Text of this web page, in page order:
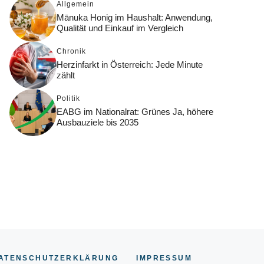
Allgemein
Mānuka Honig im Haushalt: Anwendung,
Qualität und Einkauf im Vergleich
Chronik
Herzinfarkt in Österreich: Jede Minute
zählt
Politik
EABG im Nationalrat: Grünes Ja, höhere
Ausbauziele bis 2035
IMPRESSUM